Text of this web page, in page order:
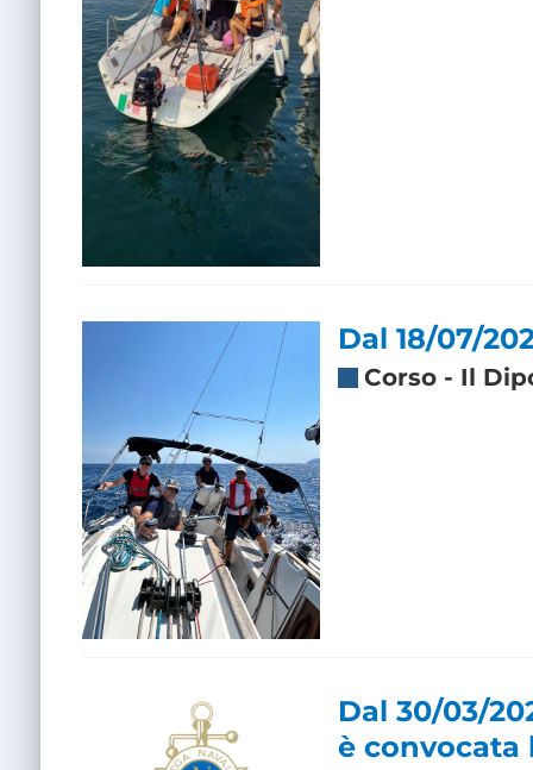
Dal 18/07/
Corso- Il
Dal 30/03/
è convocata